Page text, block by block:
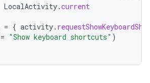
LocalActivity.current
= { activity.
= "Show keyboard shortcuts" )